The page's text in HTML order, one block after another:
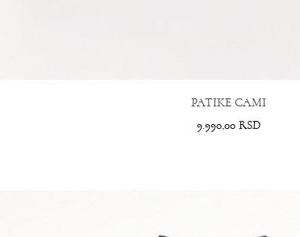
PATIKE CAMI
9.990,00 RSD